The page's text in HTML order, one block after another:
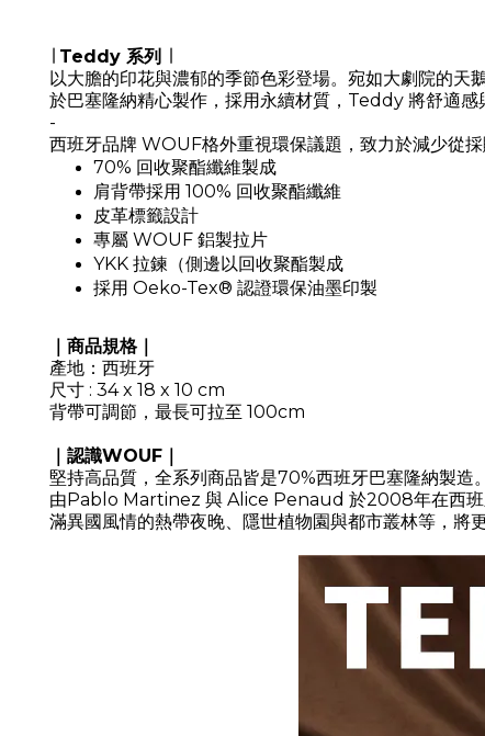
Teddy 系列
以大膽的印花與濃郁的季節色彩登場。 宛如大劇院的天
於巴塞隆納精心製作，採用永續材質，Teddy 將舒適感
-
西班牙品牌 WOUF格外重視環保議題，致力於減少從採
70% 回收聚酯纖維製成
肩背帶採用 100% 回收聚酯纖維
皮革標籤設計
專屬 WOUF 鋁製拉片
YKK 拉鍊（側邊以回收聚酯製成
採用 Oeko-Tex® 認證環保油墨印製
｜商品規格｜
產地：西班牙
尺寸 : 34 x 18 x 10 cm
背帶可調節，最長可拉至 100cm
｜認識WOUF｜
堅持高品質，全系列商品皆是70%西班牙巴塞隆納製造。
由Pablo Martinez 與 Alice Penaud 於2008年在西班
滿異國風情的熱帶夜晚、隱世植物園與都市叢林等，將